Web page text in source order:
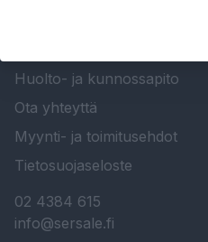
Huolto- ja kunnossapito
Ota yhteyttä
Myynti- ja toimitusehdot
Tietosuojaseloste
02 4384 615
info@sersale.fi